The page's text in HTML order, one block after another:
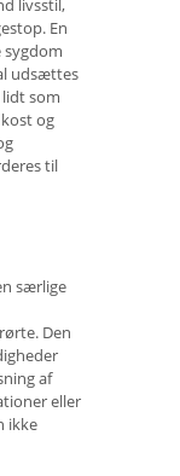
livsstil,
En
udsættes
som
og
til
særlige
Den
af
eller
ikke